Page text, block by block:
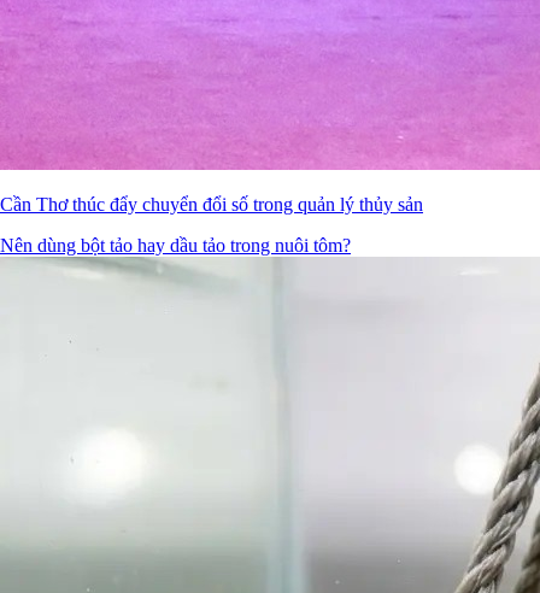
Cần Thơ thúc đẩy chuyển đổi số trong quản lý thủy sản
Nên dùng bột tảo hay dầu tảo trong nuôi tôm?